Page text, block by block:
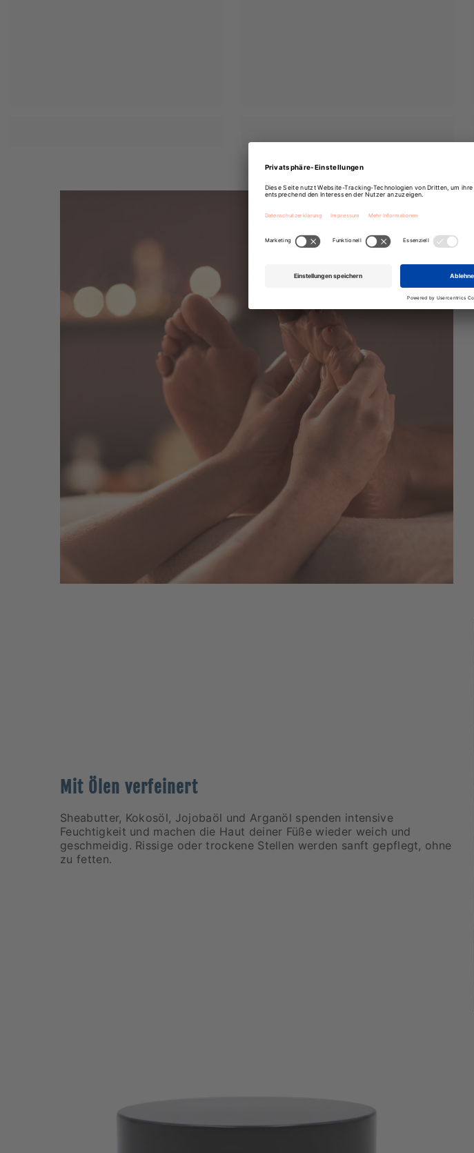
Mit Ölen verfeinert
Sheabutter, Kokosöl, Jojobaöl und Arganöl spenden intensive
Feuchtigkeit und machen die Haut deiner Füße wieder weich und
geschmeidig. Rissige oder trockene Stellen werden sanft gepflegt, ohne
zu fetten.